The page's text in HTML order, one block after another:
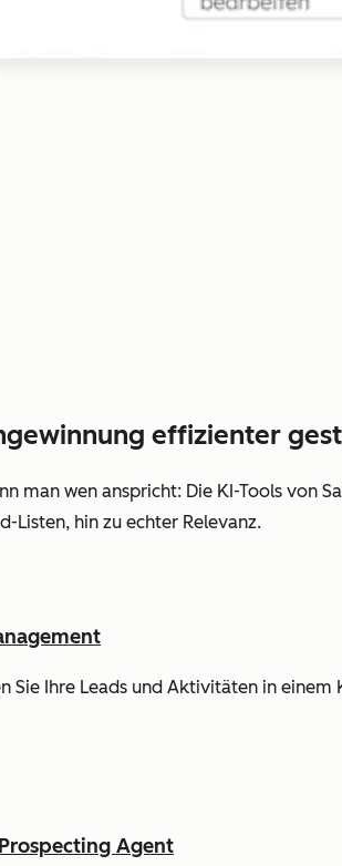
effizienter
man wen anspricht: Die KI-Tools von
Listen, hin zu echter Relevanz.
Sie Ihre Leads und Aktivitäten in
Agent